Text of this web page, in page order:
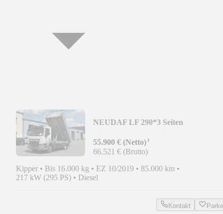
NEUDAF LF 290*3 Seiten
55.900 € (Netto)¹
66.521 € (Brutto)
Kipper • Bis 16.000 kg • EZ 10/2019 • 85.000 km •
217 kW (295 PS) • Diesel
Kontakt